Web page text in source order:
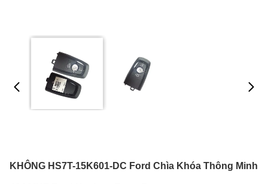
KHÔNG HS7T-15K601-DC Ford Chìa Khóa Thông Minh